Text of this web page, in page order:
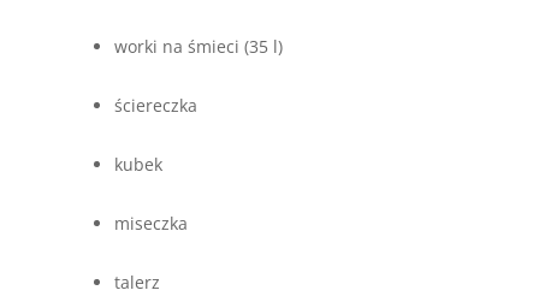
worki na śmieci (35 l)
ściereczka
kubek
miseczka
talerz